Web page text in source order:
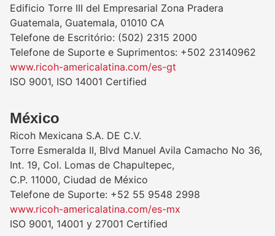
Edificio Torre III del Empresarial Zona Pradera
Guatemala, Guatemala, 01010 CA
Telefone de Escritório: (502) 2315 2000
Telefone de Suporte e Suprimentos: +502 23140962
www.ricoh-americalatina.com/es-gt
ISO 9001, ISO 14001 Certified
México
Ricoh Mexicana S.A. DE C.V.
Torre Esmeralda II, Blvd Manuel Avila Camacho No 36,
Int. 19, Col. Lomas de Chapultepec,
C.P. 11000, Ciudad de México
Telefone de Suporte: +52 55 9548 2998
www.ricoh-americalatina.com/es-mx
ISO 9001, 14001 y 27001 Certified